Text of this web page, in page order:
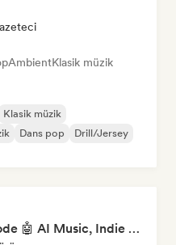
AmbientKlasik müzik
Klasik müzik
Dans pop
Drill/Jersey
Pop Machine Mode 🤖 AI Music, Indie Pop & Dream Pop